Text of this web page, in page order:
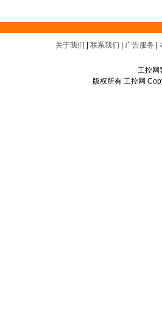
关于我们 联系我们 广告服务
工控网
版权所有 工控网